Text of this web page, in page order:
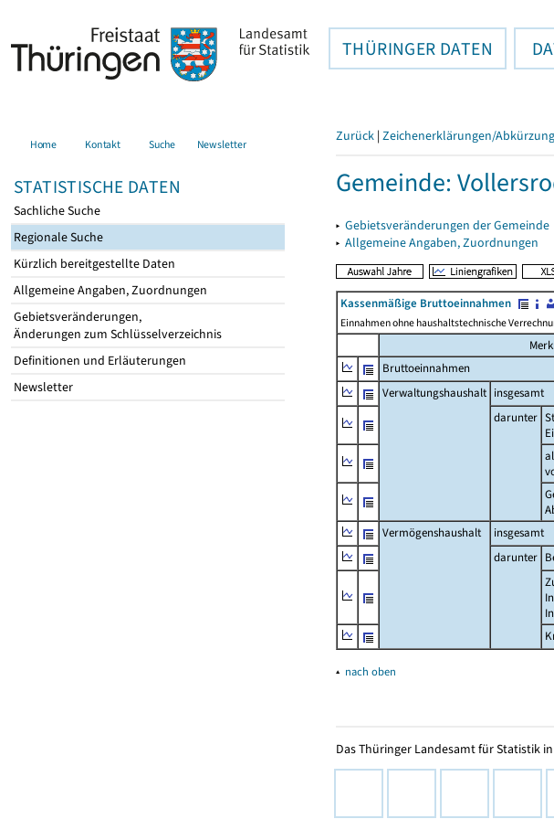
THÜRINGER DATEN
Home Kontakt Suche Newsletter
STATISTISCHE DATEN
Sachliche Suche
Regionale Suche
Kürzlich bereitgestellte Daten
Allgemeine Angaben, Zuordnungen
Gebietsveränderungen,
Änderungen zum Schlüsselverzeichnis
Definitionen und Erläuterungen
Newsletter
Zurück | Zeichenerklärungen/
Gemeinde:
▸ Gebietsveränderungen der Gemeinde
▸ Allgemeine Angaben, Zuordnungen
Kassenmäßige Bruttoeinnahmen
Einnahmen ohne haushaltstechnische
Bruttoeinnahmen
Verwaltungshaushalt insgesamt
darunter
Vermögenshaushalt
insgesamt
darunter
▴ nach oben
Das Thüringer Landesamt für Statistik